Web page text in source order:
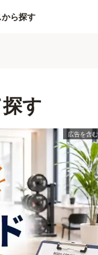
から探す
す